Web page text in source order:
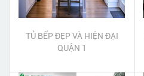
TỦ BẾP ĐẸP VÀ HIỆN ĐẠI
QUẬN 1